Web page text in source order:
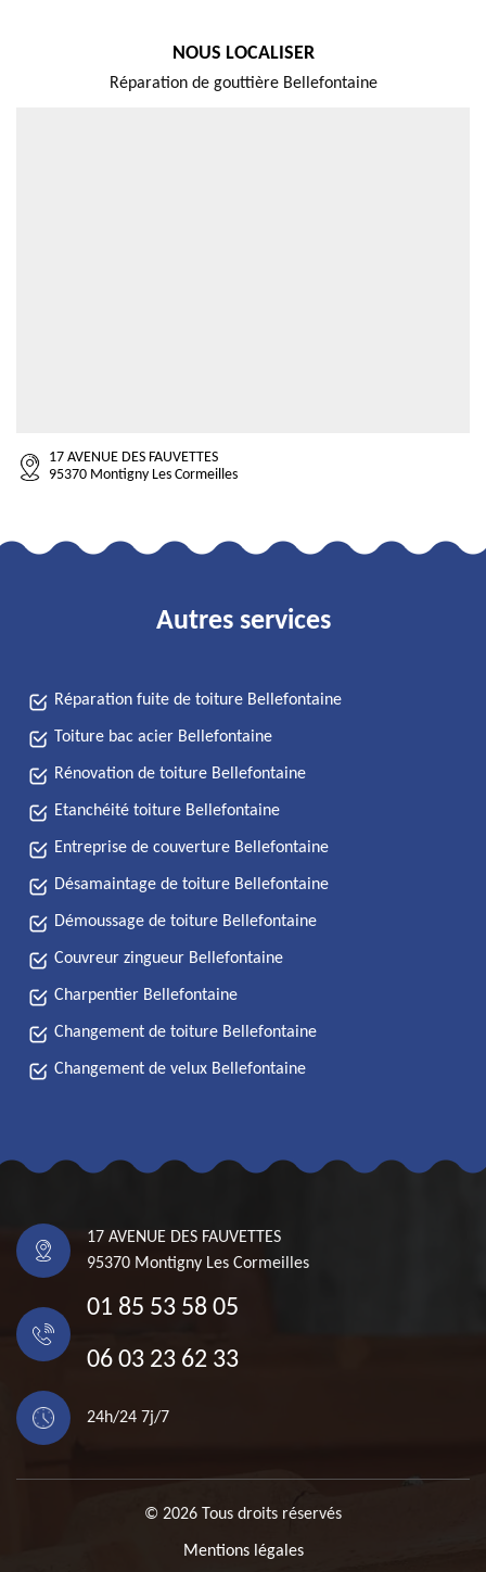
NOUS LOCALISER
Réparation de gouttière Bellefontaine
17 AVENUE DES FAUVETTES
95370 Montigny Les Cormeilles
Autres services
Réparation fuite de toiture Bellefontaine
Toiture bac acier Bellefontaine
Rénovation de toiture Bellefontaine
Etanchéité toiture Bellefontaine
Entreprise de couverture Bellefontaine
Désamaintage de toiture Bellefontaine
Démoussage de toiture Bellefontaine
Couvreur zingueur Bellefontaine
Charpentier Bellefontaine
Changement de toiture Bellefontaine
Changement de velux Bellefontaine
17 AVENUE DES FAUVETTES
95370 Montigny Les Cormeilles
01 85 53 58 05
06 03 23 62 33
24h/24 7j/7
© 2026 Tous droits réservés
Mentions légales